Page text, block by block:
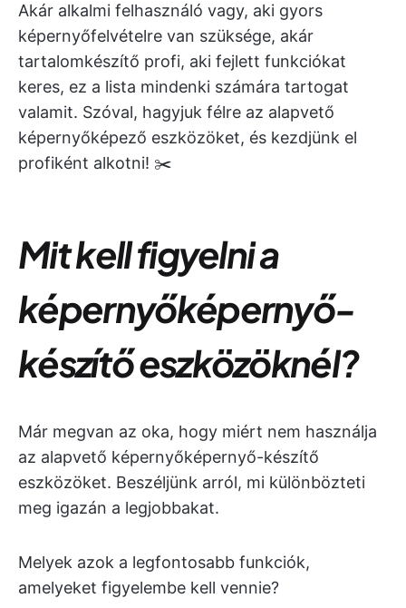
Akár alkalmi felhasználó vagy, aki gyors
képernyőfelvételre van szüksége, akár
tartalomkészítő profi, aki fejlett funkciókat
keres, ez a lista mindenki számára tartogat
valamit. Szóval, hagyjuk félre az alapvető
képernyőképező eszközöket, és kezdjünk el
profiként alkotni! ✂️
Mit kell figyelni a
képernyőképernyő-
készítő eszközöknél?
Már megvan az oka, hogy miért nem használja
az alapvető képernyőképernyő-készítő
eszközöket. Beszéljünk arról, mi különbözteti
meg igazán a legjobbakat.
Melyek azok a legfontosabb funkciók,
amelyeket figyelembe kell vennie?